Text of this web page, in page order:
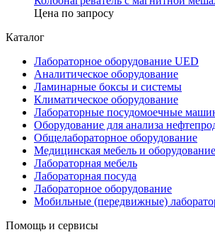
Цена по запросу
Каталог
Лабораторное оборудование UED
Аналитическое оборудование
Ламинарные боксы и системы
Климатическое оборудование
Лабораторные посудомоечные
Оборудование для анализа
Общелабораторное оборудование
Медицинская мебель и оборудование
Лабораторная мебель
Лабораторная посуда
Лабораторное оборудование
Мобильные (передвижные)
Помощь и сервисы